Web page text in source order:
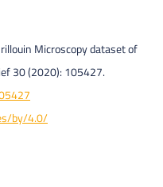
Microscopy dataset of
30 (2020): 105427.
by/4.0/